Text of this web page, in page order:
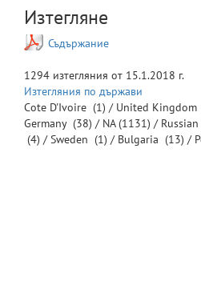
Изтегляне
Съдържание
1294 изтегляния от 15.1.2018 г.
Изтегляния по държави
Cote D'Ivoire (1) / United Kingdom
Germany (38) / NA(1131) /
(4) /Sweden (1) / Bulgaria (13) /